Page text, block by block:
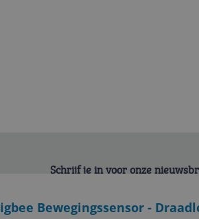
Bewegingssensor -
Schrijf je in voor onze